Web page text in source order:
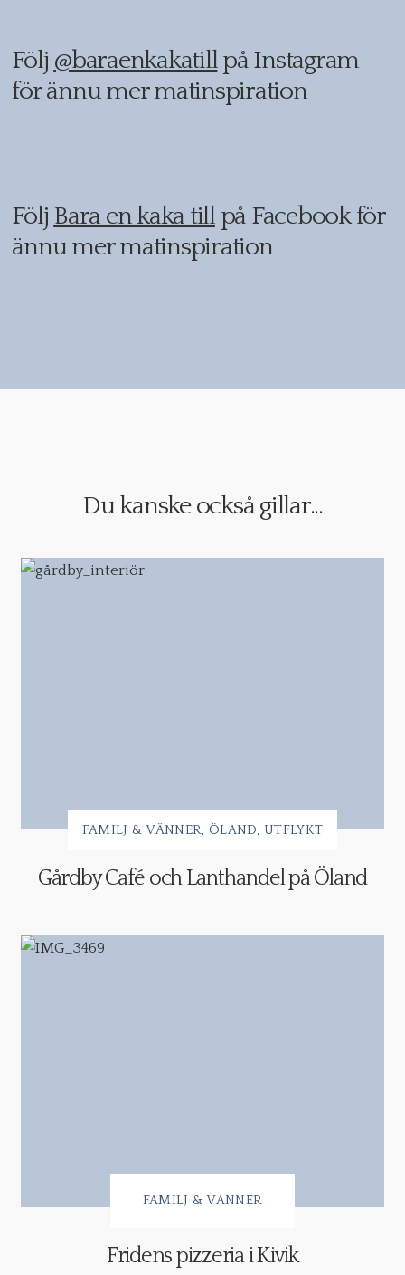
Följ @baraenkakatillpå Instagram
för ännu mer matinspiration
Följ Bara en kaka tillpå Facebook för
ännu mer matinspiration
Du kanske också gillar...
FAMILJ & VÄNNER ÖLAND UTFLYKT
Gårdby Café och Lanthandel på Öland
FAMILJ & VÄNNER
Fridens pizzeria i Kivik